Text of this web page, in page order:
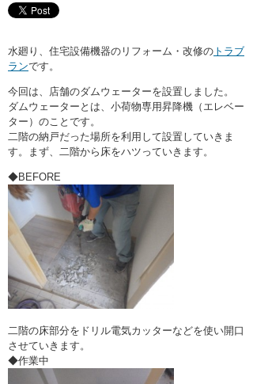
・水廻りメンテナンス
水廻り、住宅設備機器のリフォーム・改修の トラブ
ランです。
今回は、店舗のダムウェーターを設置しました。
ダムウェーターとは、小荷物専用昇降機（エレベー
ター）のことです。
二階の納戸だった場所を利用して設置していきま
す。まず、二階から床をハツっていきます。
◆BEFORE
二階の床部分をドリル電気カッターなどを使い開口
させていきます。
◆作業中